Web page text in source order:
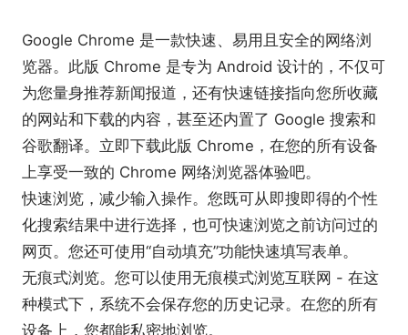
Google Chrome 是一款快速、易用且安全的网络浏
览器。此版 Chrome 是专为 Android 设计的，不仅可
为您量身推荐新闻报道，还有快速链接指向您所收藏
的网站和下载的内容，甚至还内置了 Google 搜索和
谷歌翻译。立即下载此版 Chrome，在您的所有设备
上享受一致的 Chrome 网络浏览器体验吧。
快速浏览，减少输入操作。您既可从即搜即得的个性
化搜索结果中进行选择，也可快速浏览之前访问过的
网页。您还可使用“自动填充”功能快速填写表单。
无痕式浏览。您可以使用无痕模式浏览互联网 - 在这
种模式下，系统不会保存您的历史记录。在您的所有
设备上，您都能私密地浏览。